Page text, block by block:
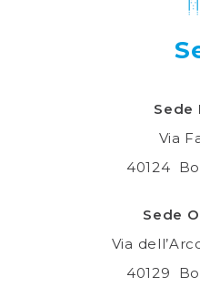
Sede
Via
40124
Sede
Via
40129